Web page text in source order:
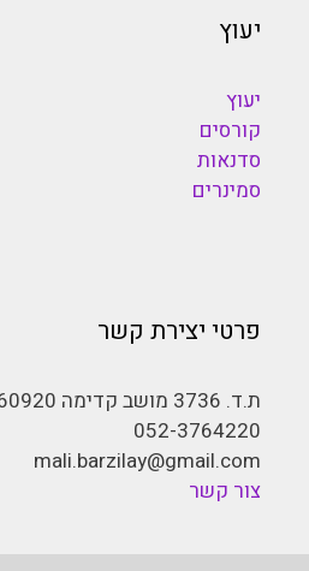
יעוץ
יעוץ
קורסים
סדנאות
סמינרים
פרטי יצירת קשר
ת.ד. 3736 מושב קדימה 60920
052-3764220
mali.barzilay@gmail.com
צור קשר